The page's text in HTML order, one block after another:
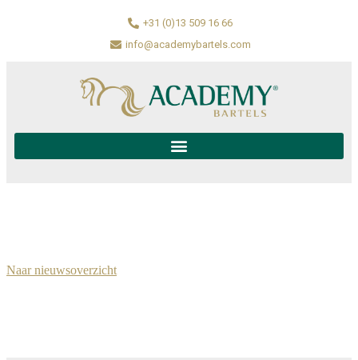
+31 (0)13 509 16 66
info@academybartels.com
Naar nieuwsoverzicht